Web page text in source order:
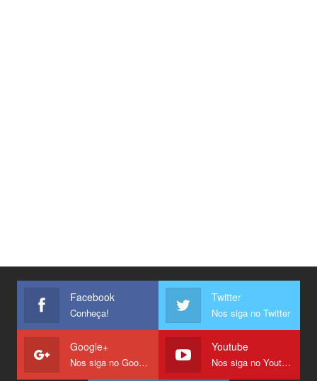
Facebook
Conheça!
Twitter
Nos siga no Twitter
Google+
Nos siga no Google +
Youtube
Nos siga no Youtube